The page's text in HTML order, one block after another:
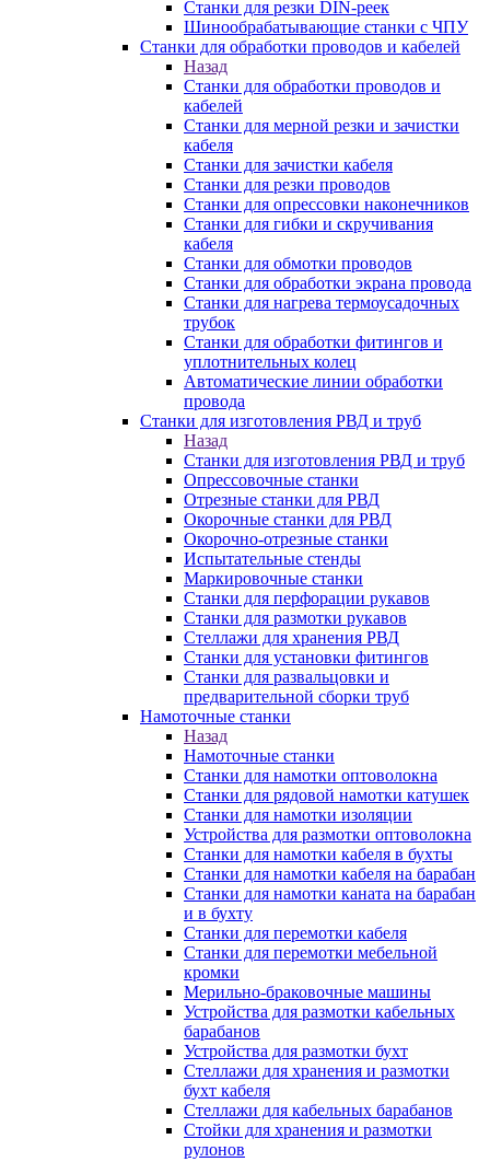
Станки для резки DIN-реек
Шинообрабатывающие станки с ЧПУ
Станки для обработки проводов и кабелей
Назад
Станки для обработки проводов и
кабелей
Станки для мерной резки и зачистки
кабеля
Станки для зачистки кабеля
Станки для резки проводов
Станки для опрессовки наконечников
Станки для гибки и скручивания
кабеля
Станки для обмотки проводов
Станки для обработки экрана провода
Станки для нагрева термоусадочных
трубок
Станки для обработки фитингов и
уплотнительных колец
Автоматические линии обработки
провода
Станки для изготовления РВД и труб
Назад
Станки для изготовления РВД и труб
Опрессовочные станки
Отрезные станки для РВД
Окорочные станки для РВД
Окорочно-отрезные станки
Испытательные стенды
Маркировочные станки
Станки для перфорации рукавов
Станки для размотки рукавов
Стеллажи для хранения РВД
Станки для установки фитингов
Станки для развальцовки и
предварительной сборки труб
Намоточные станки
Назад
Намоточные станки
Станки для намотки оптоволокна
Станки для рядовой намотки катушек
Станки для намотки изоляции
Устройства для размотки оптоволокна
Станки для намотки кабеля в бухты
Станки для намотки кабеля на барабан
Станки для намотки каната на барабан
и в бухту
Станки для перемотки кабеля
Станки для перемотки мебельной
кромки
Мерильно-браковочные машины
Устройства для размотки кабельных
барабанов
Устройства для размотки бухт
Стеллажи для хранения и размотки
бухт кабеля
Стеллажи для кабельных барабанов
Стойки для хранения и размотки
рулонов